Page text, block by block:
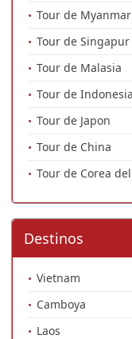
Tour de Myanmar
Tour de Singapur
Tour de Malasia
Tour de Indonesia
Tour de Japon
Tour de China
Tour de Corea
Destinos
Vietnam
Camboya
Laos